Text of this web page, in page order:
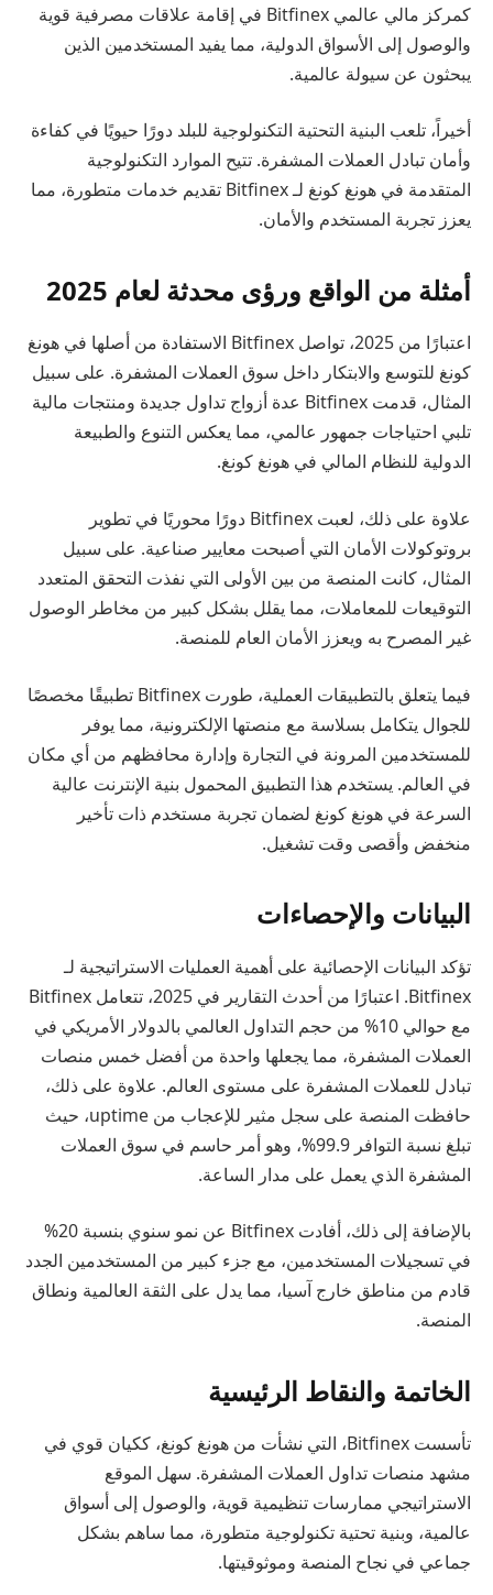
كمركز مالي عالمي Bitfinex في إقامة علاقات مصرفية قوية
والوصول إلى الأسواق الدولية، مما يفيد المستخدمين الذين
يبحثون عن سيولة عالمية.
أخيراً، تلعب البنية التحتية التكنولوجية للبلد دورًا حيويًا في كفاءة
وأمان تبادل العملات المشفرة. تتيح الموارد التكنولوجية
المتقدمة في هونغ كونغ لـ Bitfinex تقديم خدمات متطورة، مما
يعزز تجربة المستخدم والأمان.
أمثلة من الواقع ورؤى محدثة لعام 2025
اعتبارًا من 2025، تواصل Bitfinex الاستفادة من أصلها في هونغ
كونغ للتوسع والابتكار داخل سوق العملات المشفرة. على سبيل
المثال، قدمت Bitfinex عدة أزواج تداول جديدة ومنتجات مالية
تلبي احتياجات جمهور عالمي، مما يعكس التنوع والطبيعة
الدولية للنظام المالي في هونغ كونغ.
علاوة على ذلك، لعبت Bitfinex دورًا محوريًا في تطوير
بروتوكولات الأمان التي أصبحت معايير صناعية. على سبيل
المثال، كانت المنصة من بين الأولى التي نفذت التحقق المتعدد
التوقيعات للمعاملات، مما يقلل بشكل كبير من مخاطر الوصول
غير المصرح به ويعزز الأمان العام للمنصة.
فيما يتعلق بالتطبيقات العملية، طورت Bitfinex تطبيقًا مخصصًا
للجوال يتكامل بسلاسة مع منصتها الإلكترونية، مما يوفر
للمستخدمين المرونة في التجارة وإدارة محافظهم من أي مكان
في العالم. يستخدم هذا التطبيق المحمول بنية الإنترنت عالية
السرعة في هونغ كونغ لضمان تجربة مستخدم ذات تأخير
منخفض وأقصى وقت تشغيل.
البيانات والإحصاءات
تؤكد البيانات الإحصائية على أهمية العمليات الاستراتيجية لـ
Bitfinex. اعتبارًا من أحدث التقارير في 2025، تتعامل Bitfinex
مع حوالي 10% من حجم التداول العالمي بالدولار الأمريكي في
العملات المشفرة، مما يجعلها واحدة من أفضل خمس منصات
تبادل للعملات المشفرة على مستوى العالم. علاوة على ذلك،
حافظت المنصة على سجل مثير للإعجاب من uptime، حيث
تبلغ نسبة التوافر 99.9%، وهو أمر حاسم في سوق العملات
المشفرة الذي يعمل على مدار الساعة.
بالإضافة إلى ذلك، أفادت Bitfinex عن نمو سنوي بنسبة 20%
في تسجيلات المستخدمين، مع جزء كبير من المستخدمين الجدد
قادم من مناطق خارج آسيا، مما يدل على الثقة العالمية ونطاق
المنصة.
الخاتمة والنقاط الرئيسية
تأسست Bitfinex، التي نشأت من هونغ كونغ، ككيان قوي في
مشهد منصات تداول العملات المشفرة. سهل الموقع
الاستراتيجي ممارسات تنظيمية قوية، والوصول إلى أسواق
عالمية، وبنية تحتية تكنولوجية متطورة، مما ساهم بشكل
جماعي في نجاح المنصة وموثوقيتها.